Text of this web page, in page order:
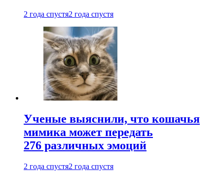
2 года спустя2 года спустя
Ученые выяснили, что кошачья
мимика может передать
276 различных эмоций
2 года спустя2 года спустя